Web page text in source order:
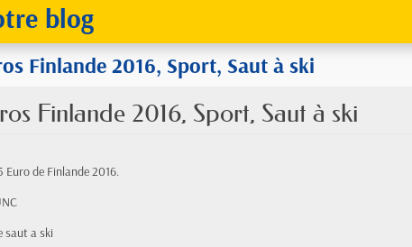
blog
Finlande 2016, Sport, Saut à ski
Finlande 2016, Sport, Saut à ski
Euro de Finlande 2016.
saut a ski